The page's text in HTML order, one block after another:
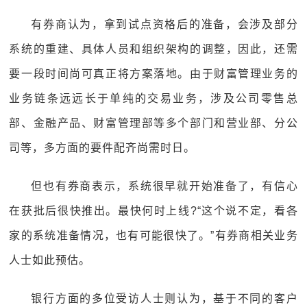
有券商认为，拿到试点资格后的准备，会涉及部分
系统的重建、具体人员和组织架构的调整，因此，还需
要一段时间尚可真正将方案落地。由于财富管理业务的
业务链条远远长于单纯的交易业务，涉及公司零售总
部、金融产品、财富管理部等多个部门和营业部、分公
司等，多方面的要件配齐尚需时日。
但也有券商表示，系统很早就开始准备了，有信心
在获批后很快推出。最快何时上线?“这个说不定，看各
家的系统准备情况，也有可能很快了。”有券商相关业务
人士如此预估。
银行方面的多位受访人士则认为，基于不同的客户